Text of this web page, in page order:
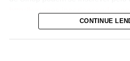
CONTINUE